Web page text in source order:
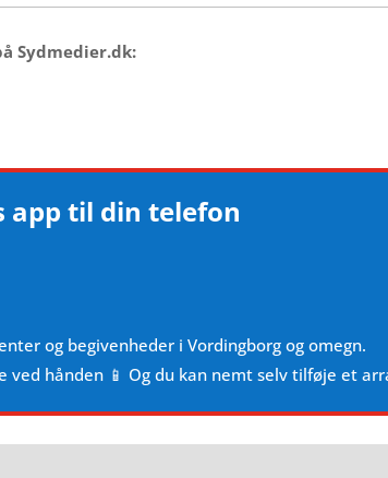
Sydmedier.dk:
app til din telefon
og begivenheder i Vordingborg og omegn.
ved hånden 📱 Og du kan nemt selv tilføje et